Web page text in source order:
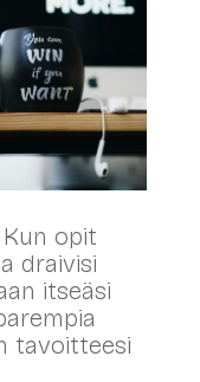
opit
draivisi
itseäsi
tavoitteesi